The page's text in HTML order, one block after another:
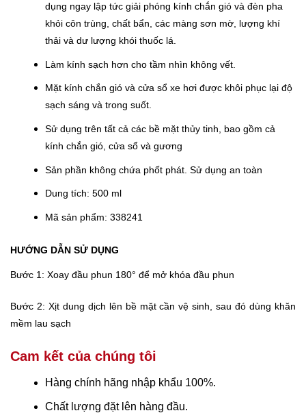
dụng ngay lập tức giải phóng kính chắn gió và đèn pha
khỏi côn trùng, chất bẩn, các màng sơn mờ, lượng khí
thải và dư lượng khói thuốc lá.
Làm kính sạch hơn cho tầm nhìn không vết.
Mặt kính chắn gió và cửa sổ xe hơi được khôi phục lại độ
sạch sáng và trong suốt.
Sử dụng trên tất cả các bề mặt thủy tinh, bao gồm cả
kính chắn gió, cửa sổ và gương
Sản phần không chứa phốt phát. Sử dụng an toàn
Dung tích: 500 ml
Mã sản phẩm: 338241
HƯỚNG DẪN SỬ DỤNG
Bước 1: Xoay đầu phun 180° để mở khóa đầu phun
Bước 2: Xịt dung dịch lên bề mặt cần vệ sinh, sau đó dùng khăn
mềm lau sạch
Cam kết của chúng tôi
Hàng chính hãng nhập khẩu 100%.
Chất lượng đặt lên hàng đầu.